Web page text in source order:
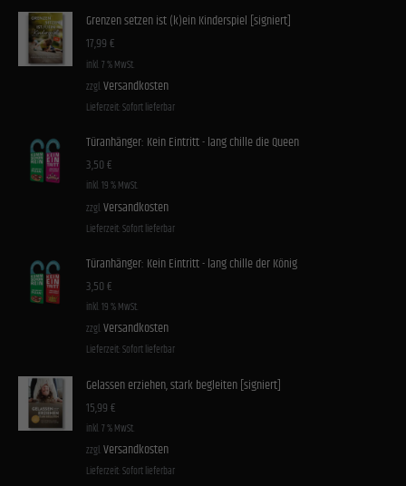
Grenzen setzen ist (k)ein Kinderspiel [signiert]
17,99€
inkl. 7 % MwSt.
zzgl. Versandkosten
Lieferzeit: Sofort lieferbar
Türanhänger: Kein Eintritt - lang chille die Queen
3,50€
inkl. 19 % MwSt.
zzgl. Versandkosten
Lieferzeit: Sofort lieferbar
Türanhänger: Kein Eintritt - lang chille der König
3,50€
inkl. 19 % MwSt.
zzgl. Versandkosten
Lieferzeit: Sofort lieferbar
Gelassen erziehen, stark begleiten [signiert]
15,99€
inkl. 7 % MwSt.
zzgl. Versandkosten
Lieferzeit: Sofort lieferbar